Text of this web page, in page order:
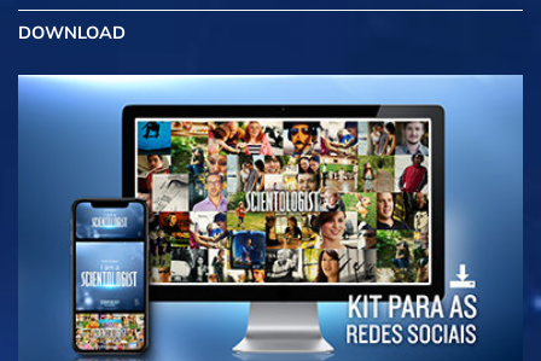
DOWNLOAD